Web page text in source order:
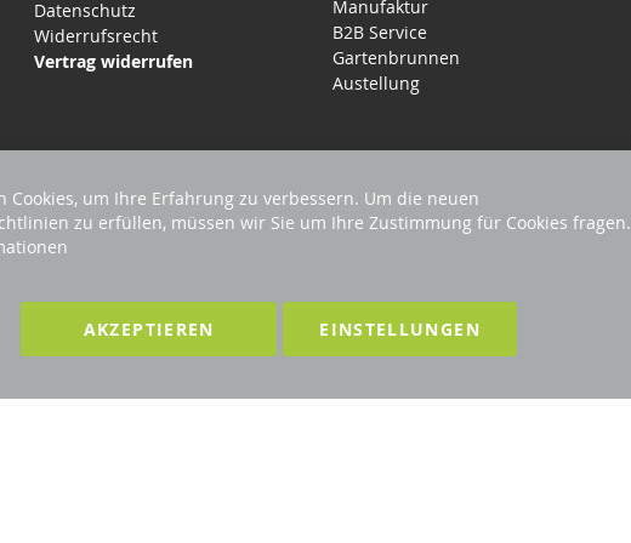
Datenschutz
Widerrufsrecht
Vertrag widerrufen
Manufaktur
B2B Service
Gartenbrunnen
Austellung
Cookies, um Ihre Erfahrung zu verbessern. Um die neuen
zu erfüllen, müssen wir Sie um Ihre Zustimmung für Cookies fragen.
AKZEPTIEREN EINSTELLUNGEN